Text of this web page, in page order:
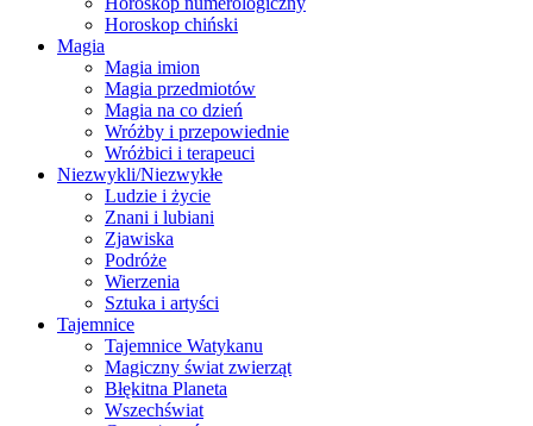
Horoskop chiński
Magia
Magia imion
Magia przedmiotów
Magia na co dzień
Wróżby i przepowiednie
Wróżbici i terapeuci
Niezwykli/Niezwykłe
Ludzie i życie
Znani i lubiani
Zjawiska
Podróże
Wierzenia
Sztuka i artyści
Tajemnice
Tajemnice Watykanu
Magiczny świat zwierząt
Błękitna Planeta
Wszechświat